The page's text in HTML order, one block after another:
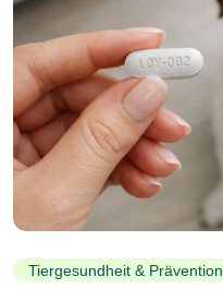
Tiergesundheit & Prävention